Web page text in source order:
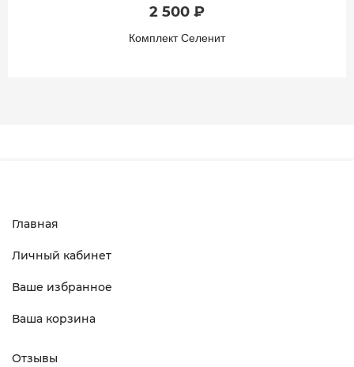
2 500 ₽
Комплект Селенит
Главная
Личный кабинет
Ваше избранное
Ваша корзина
Отзывы